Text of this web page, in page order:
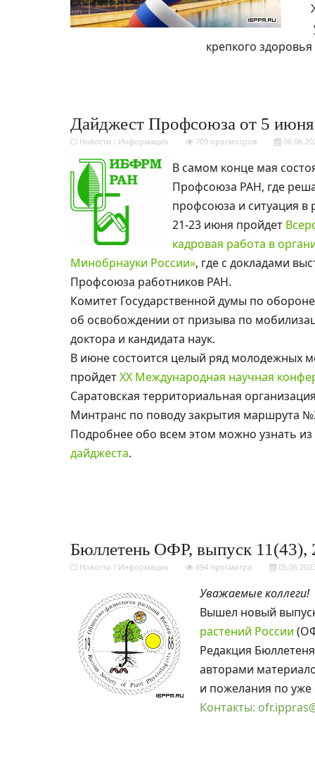
крепкого
Дайджест Профсоюза от 5 июня
Новости / Информация 709 просмотров
В самом конце мая
Профсоюза РАН, где
профсоюза и ситуация в
21-23 июня пройдет
кадровая работа в
Минобрнауки России», где с докладами
Профсоюза работников РАН.
Комитет Государственной думы по
об освобождении от призыва по
доктора и кандидата наук.
В июне состоится целый ряд молодежных
пройдетXX Международная научная
Саратовская территориальная
Минтранс по поводу закрытия маршрута
Подробнее обо всем этом можно узнать из
дайджеста.
Бюллетень ОФР, выпуск 11(43),
Новости / Информация 894 просмотра
Уважаемые коллеги!
Вышел новый
растений России
Редакция
авторами
и пожелания по
Контакты: